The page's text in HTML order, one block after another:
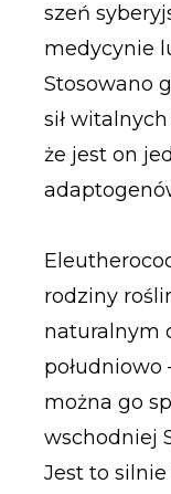
szeń
medycynie
Stosowano
sił
że jest on
rodziny
naturalnym
południowo
można go
wschodniej
Jest to